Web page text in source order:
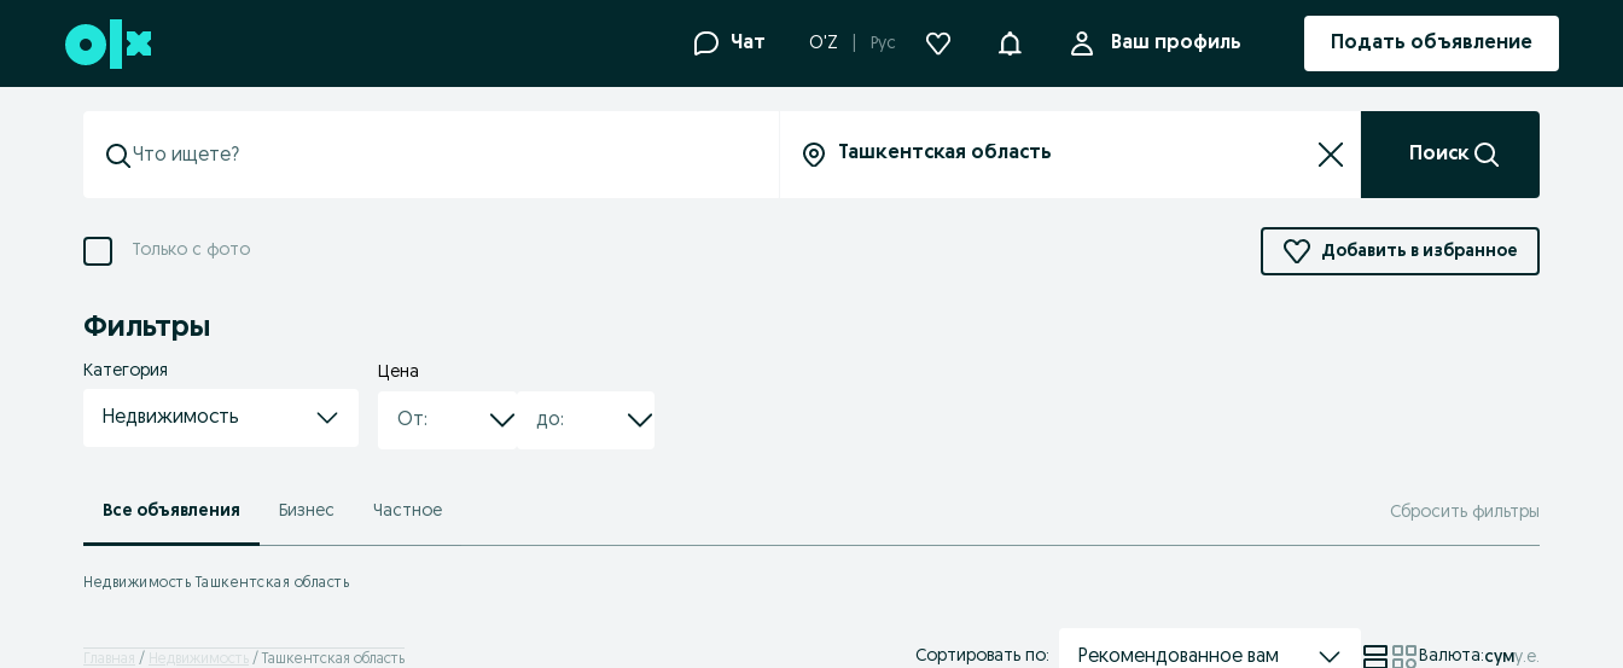
Перейти к нижнему колонтитулу Чат O'Z Рус УведомленияВаш профиль Подать объявление
Поиск
Только с фото Добавить в избранное
Фильтры
Категория
Недвижимость
Цена
Все объявления Бизнес Частное Сбросить фильтры
Недвижимость Ташкентская область
Главная Недвижимость Ташкентская область Сортировать по: Рекомендованное вам Валюта:суму.е.